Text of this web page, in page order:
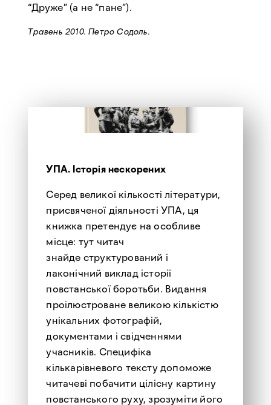
“Друже” (а не “пане”).
Травень 2010. Петро Содоль.
УПА. Історія нескорених
Серед великої кількості літератури,
присвяченої діяльності УПА, ця
книжка претендує на особливе
місце: тут читач
знайде структурований і
лаконічний виклад історії
повстанської боротьби. Видання
проілюстроване великою кількістю
унікальних фотографій,
документами і свідченнями
учасників. Специфіка
кількарівневого тексту допоможе
читачеві побачити цілісну картину
повстанського руху, зрозуміти його